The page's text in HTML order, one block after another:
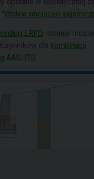
Wpływ obciążeń
LRFD, istnieje
dla kombinacji
AASHTO